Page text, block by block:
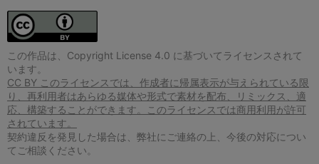
この作品は、Copyright License 4.0 に基づいてライセンスされて
います。
CC BY このライセンスでは、作成者に帰属表示が与えられている限
り、再利用者はあらゆる媒体や形式で素材を配布、リミックス、適
応、構築することができます。このライセンスでは商用利用が許可
されています。
契約違反を発見した場合は、弊社にご連絡の上、今後の対応につい
てご相談ください。